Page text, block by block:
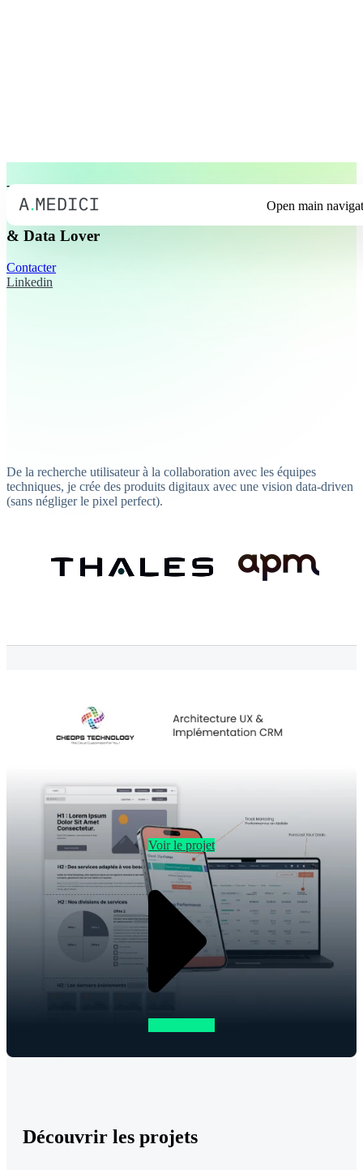
Open main
Product Designer
& Data Lover
Contacter
Linkedin
De la recherche utilisateur à la collaboration avec les équipes
techniques, je crée des produits digitaux avec une vision data-driven
(sans négliger le pixel perfect).
Voir le projet
Découvrir les projets